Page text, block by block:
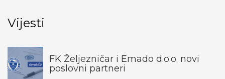
Vijesti
FK Željezničar i Emado d.o.o. novi
poslovni partneri